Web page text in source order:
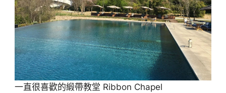
一直很喜歡的緞帶教堂 Ribbon Chapel